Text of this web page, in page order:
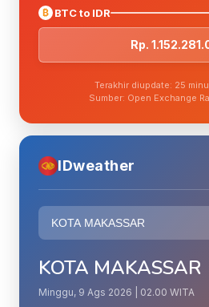
₿ BTC to IDR
Rp.
Terakhir diupdate: 25
Sumber: Open Exchange
IDweather
KOTA MAKASSAR
Minggu, 9 Ags 2026 | 02.00 WITA